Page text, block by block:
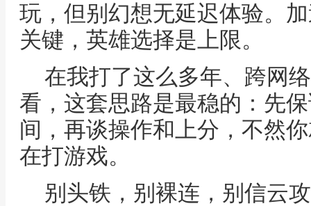
玩，但别幻想无延迟体验。
关键，英雄选择是上限。
在我打了这么多年、跨网
看，这套思路是最稳的：先保
间，再谈操作和上分，不然
在打游戏。
别头铁，别裸连，别信云